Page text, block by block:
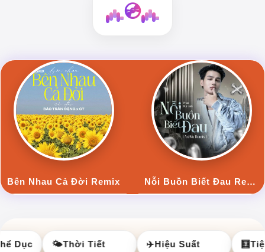
💿
Bên Nhau Cả Đời Remix Nỗi Buồn Biết Đau Remix
Dục 🌤️Thời Tiết Hiệu Suất Tiện